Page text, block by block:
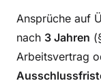
Ansprüche auf
nach 3 Jahren
Arbeitsvertrag